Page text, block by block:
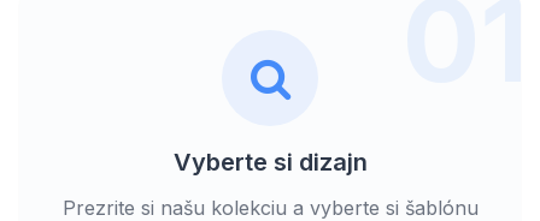
Vyberte si dizajn
Prezrite si našu kolekciu a vyberte si šablónu